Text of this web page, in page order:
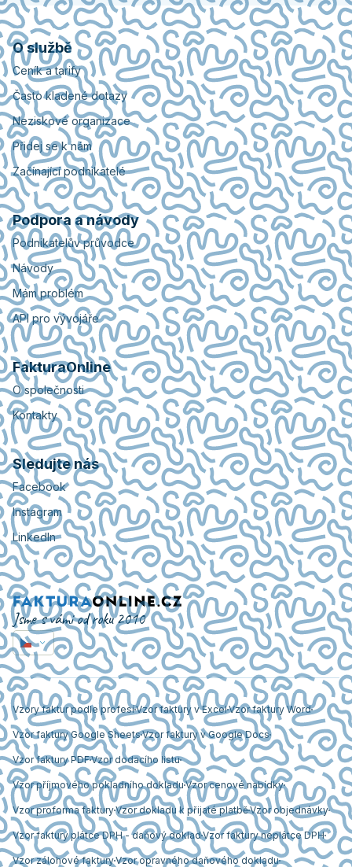
O službě
Ceník a tarify
Často kladené dotazy
Neziskové organizace
Přidej se k nám
Začínající podnikatelé
Podpora a návody
Podnikatelův průvodce
Návody
Mám problém
API pro vývojáře
FakturaOnline
O společnosti
Kontakty
Sledujte nás
Facebook
Instagram
LinkedIn
Jsme s vámi od roku 2010
Vzory faktur podle profesíVzor faktury v ExcelVzor faktury Word
Vzor faktury Google SheetsVzor faktury v Google Docs
Vzor faktury PDFVzor dodacího listu
Vzor příjmového pokladního dokladuVzor cenové nabídky
Vzor proforma fakturyVzor dokladu k přijaté platběVzor objednávky
Vzor faktury plátce DPH - daňový dokladVzor faktury neplátce DPH
Vzor zálohové fakturyVzor opravného daňového dokladu